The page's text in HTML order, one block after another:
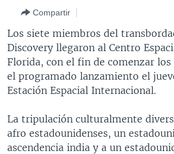
Salte
navegador
principal
Salte
búsqueda
HAITÍ
VOTO DIVIDIDO
VOA VERIFICA UCRANIA/RUSIA
VOA VERIFICA INMIGRACIÓN
VOA VERIFICA AMÉRICA LATINA
AMÉRICA LATINA
ARGENTINA
BOLIVIA
COLOMBIA
PERÚ
ECUADOR
CHINA EN AMÉRICA LATINA
CENTROAMÉRICA
COSTA RICA
GUATEMALA
HONDURAS
OTRAS SECCIONES
LIBERTAD DE PRENSA
MUNDO
LIBERTAD DE PRENSA
UCRANIA
Compartir
Los siete miembros del
Discovery llegaron al Centro
Florida, con el fin de comenzar
el programado lanzamiento el
Estación Espacial Internacional.
La tripulación culturalmente
afro estadounidenses, un
ascendencia india y a un